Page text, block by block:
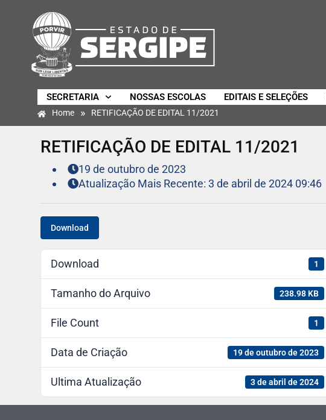
SECRETARIA NOSSAS ESCOLAS EDITAIS E SELEÇÕES
Home » RETIFICAÇÃO DE EDITAL 11/2021
RETIFICAÇÃO DE EDITAL 11/2021
19 de outubro de 2023
Atualização Mais Recente: 3 de abril de 2024 09:46
Download
Download 1
Tamanho do Arquivo 238.98 KB
File Count 1
Data de Criação 19 de outubro de 2023
Ultima Atualização 3 de abril de 2024